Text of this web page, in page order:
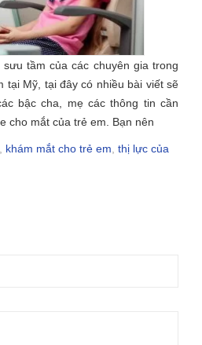
tầm của các chuyên gia trong
tại Mỹ, tại đây có nhiều bài viết sẽ
bậc cha, mẹ các thông tin cần
cho mắt của trẻ em. Bạn nên
khám mắt cho trẻ em thị lực của